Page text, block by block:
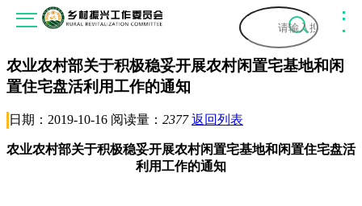
首页
关于委员会
工作动态
农业农村部关于积极稳妥开展农村闲置宅基地和闲
置住宅盘活利用工作的通知
日期：2019-10-16 阅读量： 2377 返回列表
农业农村部关于积极稳妥开展农村闲置宅基地和闲置住宅盘活
利用工作的通知